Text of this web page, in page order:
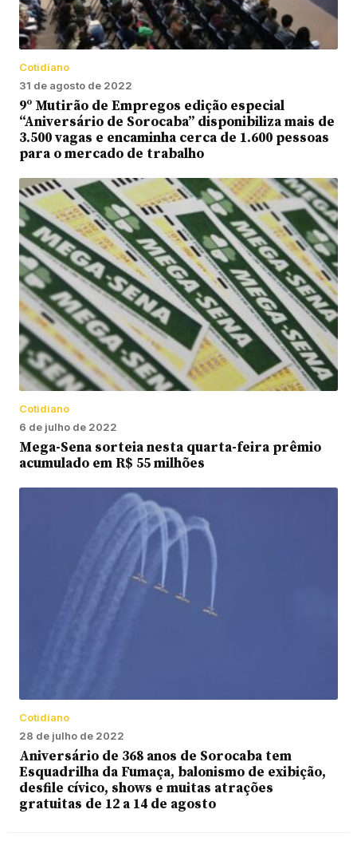
Cotidiano
31 de agosto de 2022
9º Mutirão de Empregos edição especial
“Aniversário de Sorocaba” disponibiliza mais de
3.500 vagas e encaminha cerca de 1.600 pessoas
para o mercado de trabalho
Cotidiano
6 de julho de 2022
Mega-Sena sorteia nesta quarta-feira prêmio
acumulado em R$ 55 milhões
Cotidiano
28 de julho de 2022
Aniversário de 368 anos de Sorocaba tem
Esquadrilha da Fumaça, balonismo de exibição,
desfile cívico, shows e muitas atrações
gratuitas de 12 a 14 de agosto